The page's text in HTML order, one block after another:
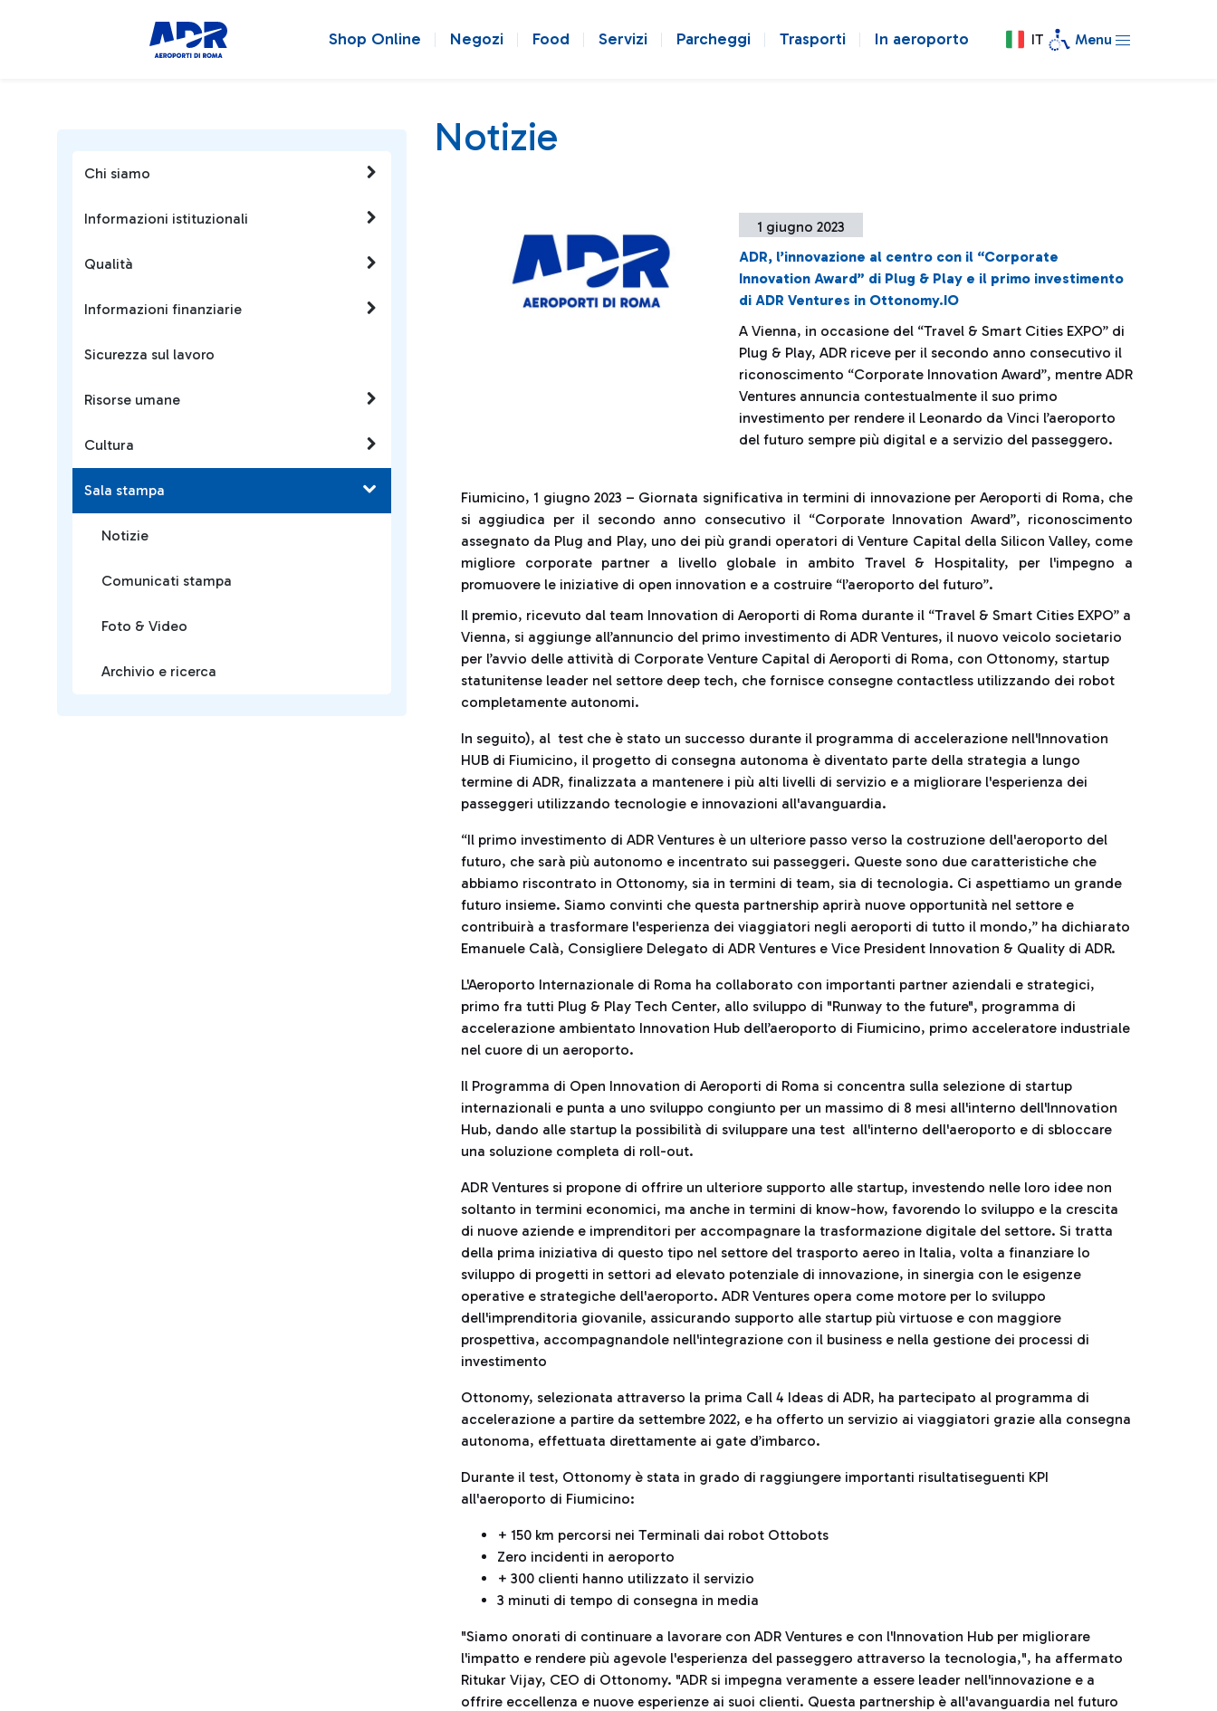
Shop Online Negozi Food Servizi Parcheggi Trasporti In aeroporto IT Menu
Chi siamo
Informazioni istituzionali
Qualità
Informazioni finanziarie
Sicurezza sul lavoro
Risorse umane
Cultura
Sala stampa
Notizie
Comunicati stampa
Foto & Video
Archivio e ricerca
Notizie
1 giugno 2023
ADR, l’innovazione al centro con il “Corporate
Innovation Award” di Plug & Play e il primo investimento
di ADR Ventures in Ottonomy.IO
A Vienna, in occasione del “Travel & Smart Cities EXPO” di
Plug & Play, ADR riceve per il secondo anno consecutivo il
riconoscimento “Corporate Innovation Award”, mentre ADR
Ventures annuncia contestualmente il suo primo
investimento per rendere il Leonardo da Vinci l’aeroporto
del futuro sempre più digital e a servizio del passeggero.
Fiumicino, 1 giugno 2023 – Giornata significativa in termini di innovazione per Aeroporti di Roma, che
si aggiudica per il secondo anno consecutivo il “Corporate Innovation Award”, riconoscimento
assegnato da Plug and Play, uno dei più grandi operatori di Venture Capital della Silicon Valley, come
migliore corporate partner a livello globale in ambito Travel & Hospitality, per l'impegno a
promuovere le iniziative di open innovation e a costruire “l’aeroporto del futuro”.
Il premio, ricevuto dal team Innovation di Aeroporti di Roma durante il “Travel & Smart Cities EXPO” a
Vienna, si aggiunge all’annuncio del primo investimento di ADR Ventures, il nuovo veicolo societario
per l’avvio delle attività di Corporate Venture Capital di Aeroporti di Roma, con Ottonomy, startup
statunitense leader nel settore deep tech, che fornisce consegne contactless utilizzando dei robot
completamente autonomi.
In seguito), al test che è stato un successo durante il programma di accelerazione nell'Innovation
HUB di Fiumicino, il progetto di consegna autonoma è diventato parte della strategia a lungo
termine di ADR, finalizzata a mantenere i più alti livelli di servizio e a migliorare l'esperienza dei
passeggeri utilizzando tecnologie e innovazioni all'avanguardia.
“Il primo investimento di ADR Ventures è un ulteriore passo verso la costruzione dell'aeroporto del
futuro, che sarà più autonomo e incentrato sui passeggeri. Queste sono due caratteristiche che
abbiamo riscontrato in Ottonomy, sia in termini di team, sia di tecnologia. Ci aspettiamo un grande
futuro insieme. Siamo convinti che questa partnership aprirà nuove opportunità nel settore e
contribuirà a trasformare l'esperienza dei viaggiatori negli aeroporti di tutto il mondo,” ha dichiarato
Emanuele Calà, Consigliere Delegato di ADR Ventures e Vice President Innovation & Quality di ADR.
L'Aeroporto Internazionale di Roma ha collaborato con importanti partner aziendali e strategici,
primo fra tutti Plug & Play Tech Center, allo sviluppo di "Runway to the future", programma di
accelerazione ambientato Innovation Hub dell’aeroporto di Fiumicino, primo acceleratore industriale
nel cuore di un aeroporto.
Il Programma di Open Innovation di Aeroporti di Roma si concentra sulla selezione di startup
internazionali e punta a uno sviluppo congiunto per un massimo di 8 mesi all'interno dell'Innovation
Hub, dando alle startup la possibilità di sviluppare una test all'interno dell'aeroporto e di sbloccare
una soluzione completa di roll-out.
ADR Ventures si propone di offrire un ulteriore supporto alle startup, investendo nelle loro idee non
soltanto in termini economici, ma anche in termini di know-how, favorendo lo sviluppo e la crescita
di nuove aziende e imprenditori per accompagnare la trasformazione digitale del settore. Si tratta
della prima iniziativa di questo tipo nel settore del trasporto aereo in Italia, volta a finanziare lo
sviluppo di progetti in settori ad elevato potenziale di innovazione, in sinergia con le esigenze
operative e strategiche dell'aeroporto. ADR Ventures opera come motore per lo sviluppo
dell'imprenditoria giovanile, assicurando supporto alle startup più virtuose e con maggiore
prospettiva, accompagnandole nell'integrazione con il business e nella gestione dei processi di
investimento
Ottonomy, selezionata attraverso la prima Call 4 Ideas di ADR, ha partecipato al programma di
accelerazione a partire da settembre 2022, e ha offerto un servizio ai viaggiatori grazie alla consegna
autonoma, effettuata direttamente ai gate d’imbarco.
Durante il test, Ottonomy è stata in grado di raggiungere importanti risultatiseguenti KPI
all'aeroporto di Fiumicino:
+ 150 km percorsi nei Terminali dai robot Ottobots
Zero incidenti in aeroporto
+ 300 clienti hanno utilizzato il servizio
3 minuti di tempo di consegna in media
"Siamo onorati di continuare a lavorare con ADR Ventures e con l'Innovation Hub per migliorare
l'impatto e rendere più agevole l'esperienza del passeggero attraverso la tecnologia,", ha affermato
Ritukar Vijay, CEO di Ottonomy. "ADR si impegna veramente a essere leader nell'innovazione e a
offrire eccellenza e nuove esperienze ai suoi clienti. Questa partnership è all'avanguardia nel futuro